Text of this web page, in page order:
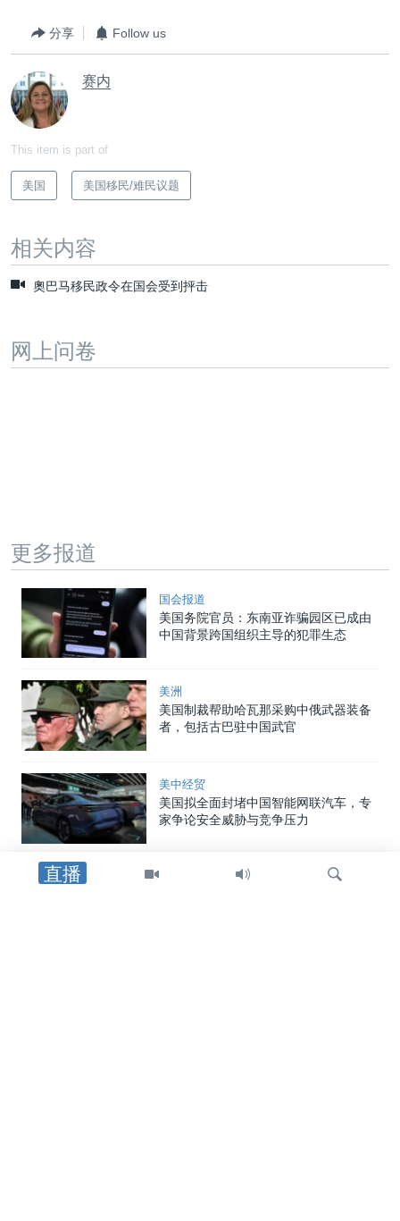
直播
分享 Follow us
赛内
This item is part of
美国 美国移民/难民议题
相关内容
奧巴马移民政令在国会受到抨击
网上问卷
更多报道
国会报道
美国务院官员：东南亚诈骗园区已成由
中国背景跨国组织主导的犯罪生态
美洲
美国制裁帮助哈瓦那采购中俄武器装备
者，包括古巴驻中国武官
美中经贸
美国拟全面封堵中国智能网联汽车，专
家争论安全威胁与竞争压力